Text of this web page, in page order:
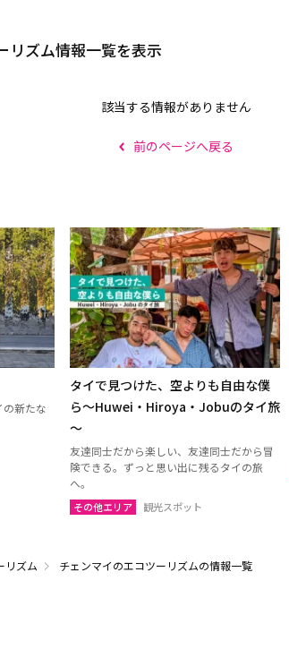
リズム情報一覧を表示
該当する情報がありません
前のページへ戻る
新たな
タイで見つけた、空よりも自由な僕
ら～Huwei・Hiroya・Jobuのタイ旅
～
友達同士だから楽しい、友達同士だから冒
険できる。ずっと思い出に残るタイの旅
へ。
その他エリア 観光スポット
リズム チェンマイのエコツーリズムの情報一覧